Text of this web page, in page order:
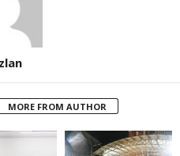
MORE FROM AUTHOR